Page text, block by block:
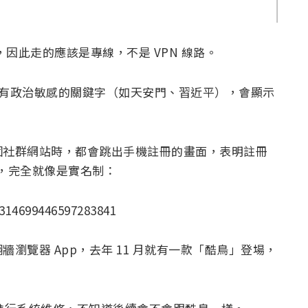
此走的應該是專線，不是 VPN 線路。
治敏感的關鍵字（如天安門、習近平），會顯示
群網站時，都會跳出手機註冊的畫面，表明註冊
全就像是實名制：
瀏覽器 App，去年 11 月就有一款「酷鳥」登場，